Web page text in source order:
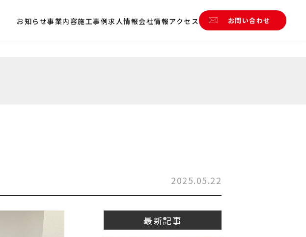
お知らせ事業内容施工事例求人情報会社情報アクセス お問い合わせ
2025.05.22
最新記事